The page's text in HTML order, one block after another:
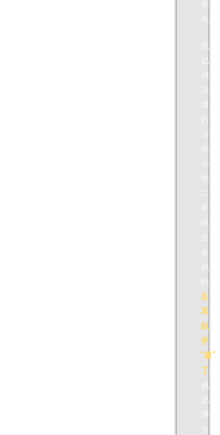
丧
失。
我
记
得
没
错
话，
我
小
学
二
年
级
我
左
耳
似
乎
“聋”
了
我
记
得